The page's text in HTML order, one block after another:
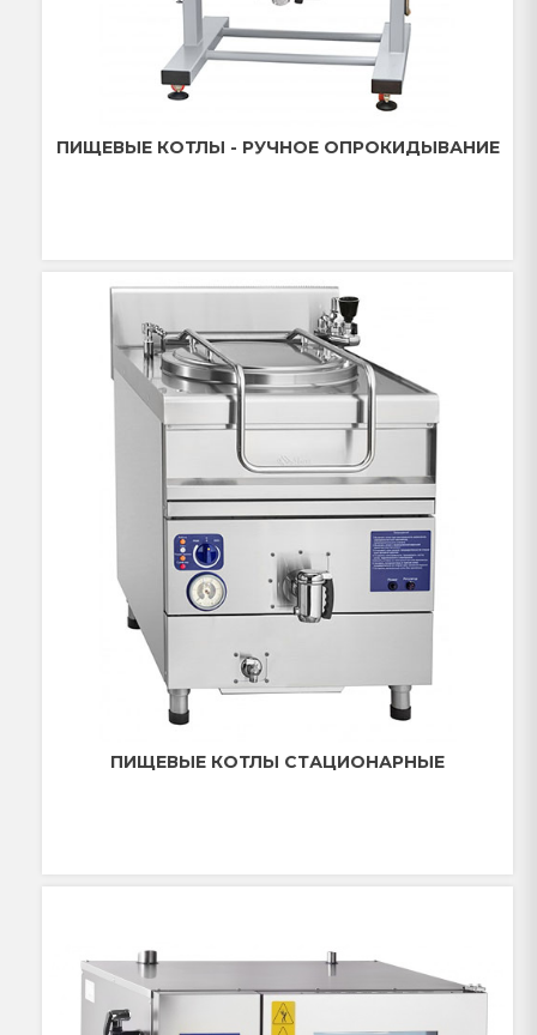
ПИЩЕВЫЕ КОТЛЫ - РУЧНОЕ ОПРОКИДЫВАНИЕ
ПИЩЕВЫЕ КОТЛЫ СТАЦИОНАРНЫЕ